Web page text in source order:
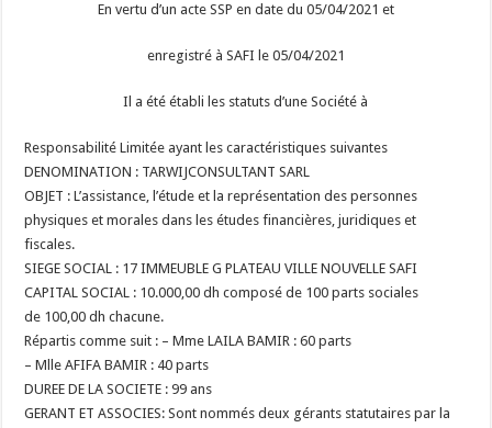
En vertu d’un acte SSP en date du 05/04/2021 et
enregistré à SAFI le 05/04/2021
Il a été établi les statuts d’une Société à
Responsabilité Limitée ayant les caractéristiques suivantes
DENOMINATION : TARWIJCONSULTANT SARL
OBJET : L’assistance, l’étude et la représentation des personnes
physiques et morales dans les études financières, juridiques et
fiscales.
SIEGE SOCIAL : 17 IMMEUBLE G PLATEAU VILLE NOUVELLE SAFI
CAPITAL SOCIAL : 10.000,00 dh composé de 100 parts sociales
de 100,00 dh chacune.
Répartis comme suit : – Mme LAILA BAMIR : 60 parts
– Mlle AFIFA BAMIR : 40 parts
DUREE DE LA SOCIETE : 99 ans
GERANT ET ASSOCIES: Sont nommés deux gérants statutaires par la